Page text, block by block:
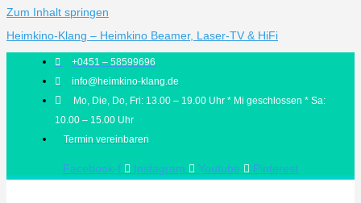
Zum Inhalt springen
Heimkino-Klang – Heimkino Beamer, Laser-TV & HiFi
+0451 – 58599696
info@heimkino-klang.de
Mo, Die, Do, Fri: 13.00 – 19.00 Uhr * Mi geschlossen * Sa:
10.00 – 15.00 Uhr
Termin vereinbaren
Facebook-f Instagram Youtube Pinterest